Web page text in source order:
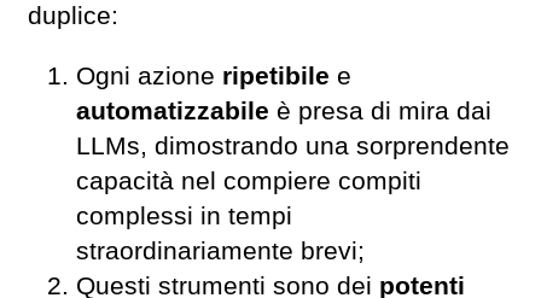
duplice:
Ogni azione ripetibile e
automatizzabile è presa di mira dai
LLMs, dimostrando una sorprendente
capacità nel compiere compiti
complessi in tempi
straordinariamente brevi;
Questi strumenti sono dei potenti